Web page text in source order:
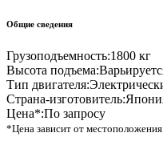
Общие сведения
Грузоподъемность:1800 кг
Высота подъема:
Тип двигателя:
Страна-изготовитель:
Цена*:По запросу
*Цена зависит от